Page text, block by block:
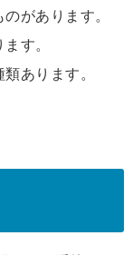
があります。
す。
あります。